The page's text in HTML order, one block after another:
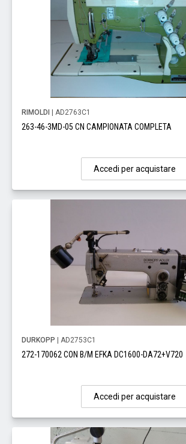
RIMOLDI | AD2763C1
263-46-3MD-05 CN CAMPIONATA COMPLETA
Accedi per acquistare
DURKOPP | AD2753C1
272-170062 CON B/M EFKA DC1600-DA72+V720
Accedi per acquistare